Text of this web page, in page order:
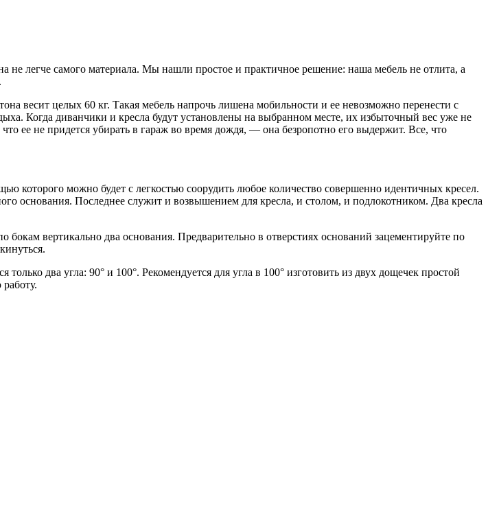
не легче самого материала. Мы нашли простое и практичное решение: наша мебель не отлита, а
весит целых 60 кг. Такая мебель напрочь лишена мобильности и ее невозможно перенести с
Когда диванчики и кресла будут установлены на выбранном месте, их избыточный вес уже не
ее не придется убирать в гараж во время дождя, — она безропотно его выдержит. Все, что
которого можно будет с легкостью соорудить любое количество совершенно идентичных кресел.
основания. Последнее служит и возвышением для кресла, и столом, и подлокотником. Два кресла
вертикально два основания. Предварительно в отверстиях оснований зацементируйте по
два угла: 90° и 100°. Рекомендуется для угла в 100° изготовить из двух дощечек простой